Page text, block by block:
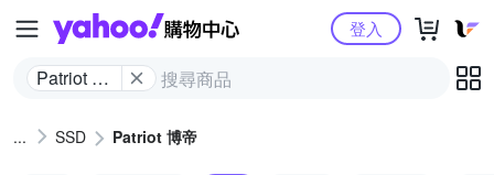
Yahoo購物中心
Patriot 博
登入
SSD Patriot 博帝